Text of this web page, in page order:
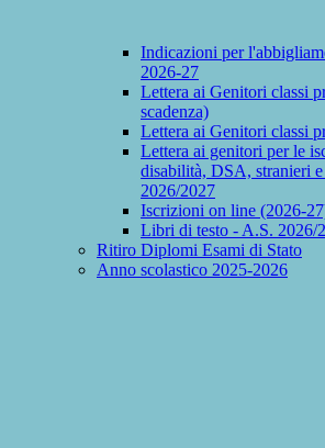
Indicazioni per
2026-27
Lettera ai Genitori classi
scadenza)
Lettera ai Genitori classi
Lettera ai genitori per le
disabilità, DSA, stranieri e
2026/2027
Iscrizioni on line (2026-
Libri di testo - A.S. 2026/
Ritiro Diplomi Esami di Stato
Anno scolastico 2025-2026